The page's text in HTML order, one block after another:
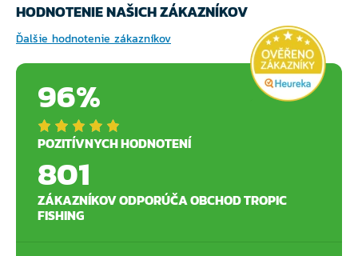
HODNOTENIE NAŠICH ZÁKAZNÍKOV
Ďalšie hodnotenie zákazníkov
96%
POZITÍVNYCH HODNOTENÍ
801
ZÁKAZNÍKOV ODPORÚČA OBCHOD TROPIC
FISHING